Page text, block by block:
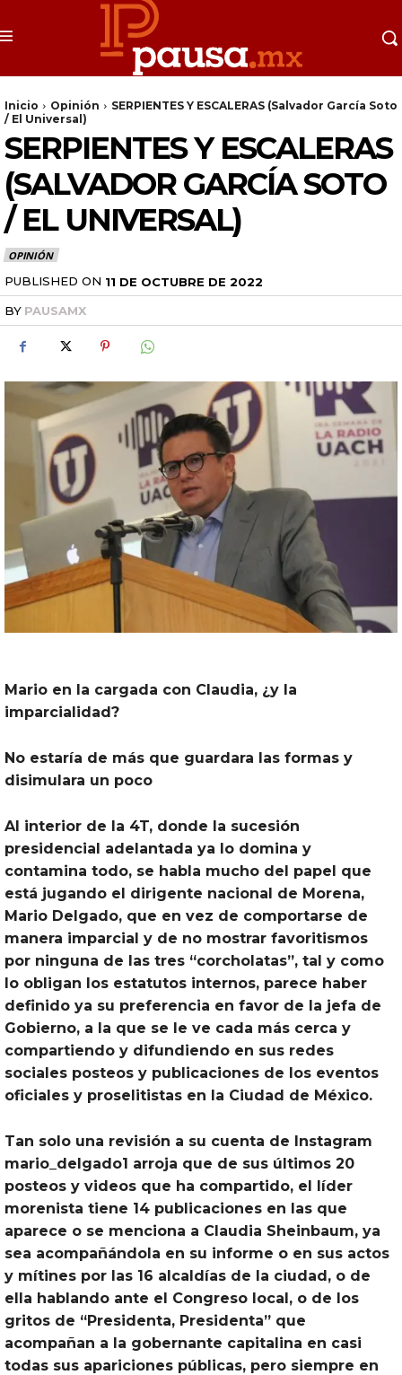
Inicio Opinión
SERPIENTES Y ESCALERAS (Salvador García Soto
/ El Universal)
SERPIENTES Y ESCALERAS
(SALVADOR GARCÍA SOTO
/ EL UNIVERSAL)
OPINIÓN
PUBLISHED ON 11 DE OCTUBRE DE 2022
BY PAUSAMX
Mario en la cargada con Claudia, ¿y la
imparcialidad?
No estaría de más que guardara las formas y
disimulara un poco
Al interior de la 4T, donde la sucesión
presidencial adelantada ya lo domina y
contamina todo, se habla mucho del papel que
está jugando el dirigente nacional de Morena,
Mario Delgado, que en vez de comportarse de
manera imparcial y de no mostrar favoritismos
por ninguna de las tres “corcholatas”, tal y como
lo obligan los estatutos internos, parece haber
definido ya su preferencia en favor de la jefa de
Gobierno, a la que se le ve cada más cerca y
compartiendo y difundiendo en sus redes
sociales posteos y publicaciones de los eventos
oficiales y proselitistas en la Ciudad de México.
Tan solo una revisión a su cuenta de Instagram
mario_delgado1 arroja que de sus últimos 20
posteos y videos que ha compartido, el líder
morenista tiene 14 publicaciones en las que
aparece o se menciona a Claudia Sheinbaum, ya
sea acompañándola en su informe o en sus actos
y mítines por las 16 alcaldías de la ciudad, o de
ella hablando ante el Congreso local, o de los
gritos de “Presidenta, Presidenta” que
acompañan a la gobernante capitalina en casi
todas sus apariciones públicas, pero siempre en